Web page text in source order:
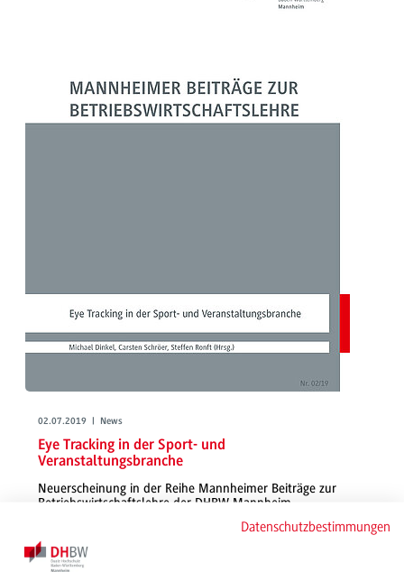
02.07.2019 | News
Eye Tracking in der Sport- und
Veranstaltungsbranche
Neuerscheinung in der Reihe Mannheimer Beiträge zur
Betriebswirtschaftslehre der DHBW Mannheim
Die Digitalisierung hält Einzug in die Sport- und Veranstalungsbranche. In
der Publikation setzen sich Prof. Dr. Dinkel, Prof. Dr. Schröer und Steffen
Ronft mit den Möglichkeiten, dem Erfolg und der Wirksamkeit von
Datenschutzbestimmungen